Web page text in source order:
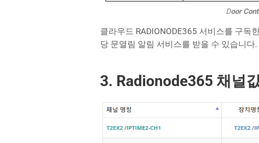
Door
클라우드 RADIONODE365 서비스를 구독
당 문열림 알림 서비스를 받을 수 있습니
3. Radionode365 채널